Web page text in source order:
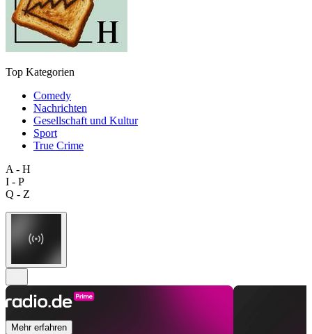
Top Kategorien
Comedy
Nachrichten
Gesellschaft und Kultur
Sport
True Crime
A - H
I - P
Q - Z
Mehr erfahren